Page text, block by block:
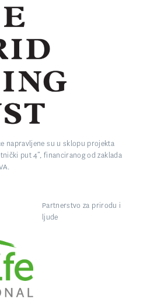
napravljene su u sklopu projekta
put 4”, financiranog od zaklada
Partnerstvo za prirodu i
ljude